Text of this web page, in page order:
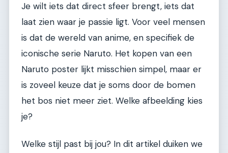
Je wilt iets dat direct sfeer brengt, iets dat
laat zien waar je passie ligt. Voor veel mensen
is dat de wereld van anime, en specifiek de
iconische serie Naruto. Het kopen van een
Naruto poster lijkt misschien simpel, maar er
is zoveel keuze dat je soms door de bomen
het bos niet meer ziet. Welke afbeelding kies
je?
Welke stijl past bij jou? In dit artikel duiken we